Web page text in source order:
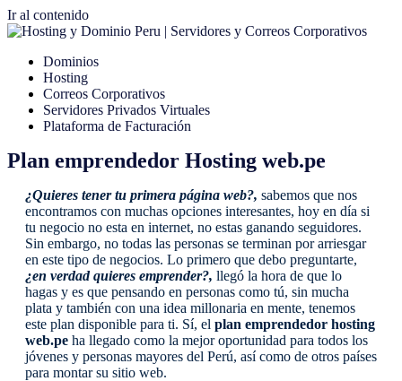
Ir al contenido
Dominios
Hosting
Correos Corporativos
Servidores Privados Virtuales
Plataforma de Facturación
Plan emprendedor Hosting web.pe
¿Quieres tener tu primera página web?, sabemos que nos
encontramos con muchas opciones interesantes, hoy en día si
tu negocio no esta en internet, no estas ganando seguidores.
Sin embargo, no todas las personas se terminan por arriesgar
en este tipo de negocios. Lo primero que debo preguntarte,
¿en verdad quieres emprender?, llegó la hora de que lo
hagas y es que pensando en personas como tú, sin mucha
plata y también con una idea millonaria en mente, tenemos
este plan disponible para ti. Sí, el plan emprendedor hosting
web.pe ha llegado como la mejor oportunidad para todos los
jóvenes y personas mayores del Perú, así como de otros países
para montar su sitio web.